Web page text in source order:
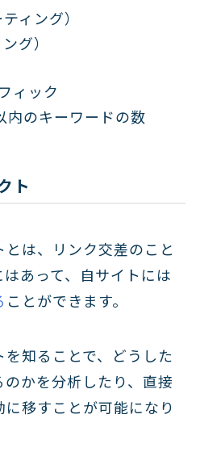
ィング）
グ）
ィック
内のキーワードの数
ト
は、リンク交差のこと
あって、自サイトには
ことができます。
知ることで、どうした
かを分析したり、直接
移すことが可能になり